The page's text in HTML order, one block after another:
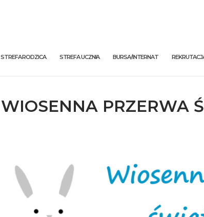
STREFA RODZICA STREFA UCZNIA BURSA/INTERNAT
WIOSENNA PRZERWA